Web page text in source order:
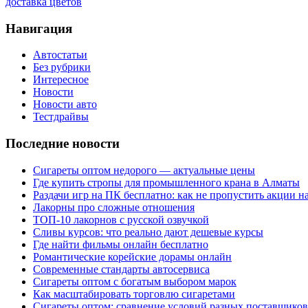
Навигация
Автостатьи
Без рубрики
Интересное
Новости
Новости авто
Тестдрайвы
Последние новости
Сигареты оптом недорого — актуальные цены
Где купить стропы для промышленного крана в Алматы
Раздачи игр на ПК бесплатно: как не пропустить акции
Лакорны про сложные отношения
ТОП-10 лакорнов с русской озвучкой
Сливы курсов: что реально дают дешевые курсы
Где найти фильмы онлайн бесплатно
Романтические корейские дорамы онлайн
Современные стандарты автосервиса
Сигареты оптом с богатым выбором марок
Как масштабировать торговлю сигаретами